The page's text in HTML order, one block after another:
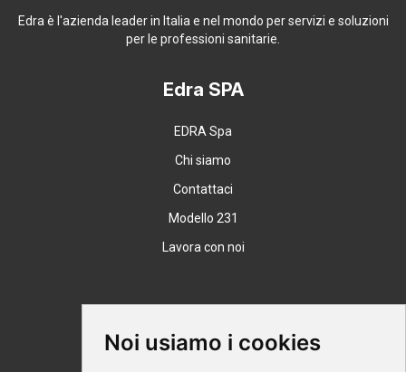
Noi usiamo i cookies
Edra è l'azienda leader in Italia e nel mondo per servizi e soluzioni
per le professioni sanitarie.
Edra SPA
EDRA Spa
Chi siamo
Contattaci
Modello 231
Lavora con noi
Supporto